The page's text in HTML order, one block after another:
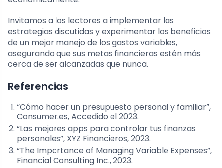
Invitamos a los lectores a implementar las
estrategias discutidas y experimentar los beneficios
de un mejor manejo de los gastos variables,
asegurando que sus metas financieras estén más
cerca de ser alcanzadas que nunca.
Referencias
“Cómo hacer un presupuesto personal y familiar”,
Consumer.es, Accedido el 2023.
“Las mejores apps para controlar tus finanzas
personales”, XYZ Financieros, 2023.
“The Importance of Managing Variable Expenses”,
Financial Consulting Inc., 2023.